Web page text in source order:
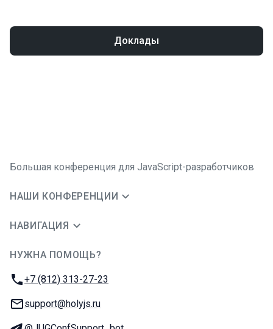
Доклады
Большая конференция для JavaScript-разработчиков
НАШИ КОНФЕРЕНЦИИ
НАВИГАЦИЯ
НУЖНА ПОМОЩЬ?
Телефон:
+7 (812) 313-27-23
E-mail:
support@holyjs.ru